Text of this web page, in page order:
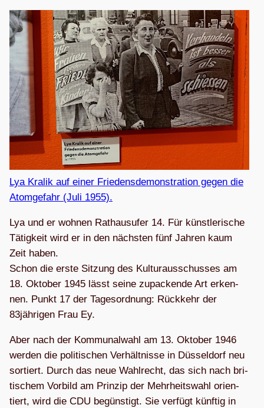
Lya Kra­lik auf einer Frie­dens­de­mons­tra­tion gegen die
Atom­ge­fahr (Juli 1955).
Lya und er woh­nen Rat­haus­ufer 14. Für künst­le­ri­sche
Tätig­keit wird er in den nächs­ten fünf Jah­ren kaum
Zeit haben.
Schon die erste Sit­zung des Kul­tur­aus­schus­ses am
18. Okto­ber 1945 lässt seine zupa­ckende Art erken­
nen. Punkt 17 der Tages­ord­nung: Rück­kehr der
83jährigen Frau Ey.
Aber nach der Kom­mu­nal­wahl am 13. Okto­ber 1946
wer­den die poli­ti­schen Ver­hält­nisse in Düs­sel­dorf neu
sor­tiert. Durch das neue Wahl­recht, das sich nach bri­
ti­schem Vor­bild am Prin­zip der Mehr­heits­wahl ori­en­
tiert, wird die CDU begüns­tigt. Sie ver­fügt künf­tig in